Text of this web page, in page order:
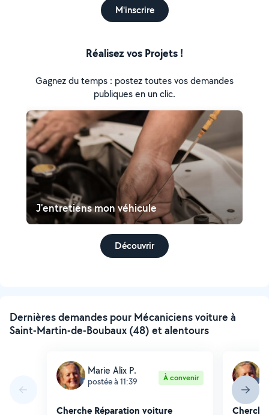
M'inscrire
Réalisez vos Projets !
Gagnez du temps : postez toutes vos demandes
publiques en un clic.
J'entretiens mon véhicule
Découvrir
Dernières demandes pour Mécaniciens voiture à
Saint-Martin-de-Boubaux (48) et alentours
Marie Alix P.
postée à 11:39 À convenir
Cherche Réparation voiture